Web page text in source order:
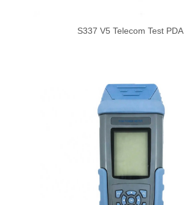
S337 V5 Telecom Test PDA